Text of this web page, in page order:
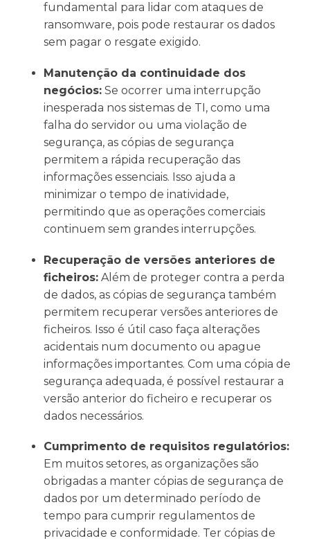
fundamental para lidar com ataques de
ransomware, pois pode restaurar os dados
sem pagar o resgate exigido.
Manutenção da continuidade dos
negócios:Se ocorrer uma interrupção
inesperada nos sistemas de TI, como uma
falha do servidor ou uma violação de
segurança, as cópias de segurança
permitem a rápida recuperação das
informações essenciais. Isso ajuda a
minimizar o tempo de inatividade,
permitindo que as operações comerciais
continuem sem grandes interrupções.
Recuperação de versões anteriores de
ficheiros:Além de proteger contra a perda
de dados, as cópias de segurança também
permitem recuperar versões anteriores de
ficheiros. Isso é útil caso faça alterações
acidentais num documento ou apague
informações importantes. Com uma cópia de
segurança adequada, é possível restaurar a
versão anterior do ficheiro e recuperar os
dados necessários.
Cumprimento de requisitos regulatórios:
Em muitos setores, as organizações são
obrigadas a manter cópias de segurança de
dados por um determinado período de
tempo para cumprir regulamentos de
privacidade e conformidade. Ter cópias de